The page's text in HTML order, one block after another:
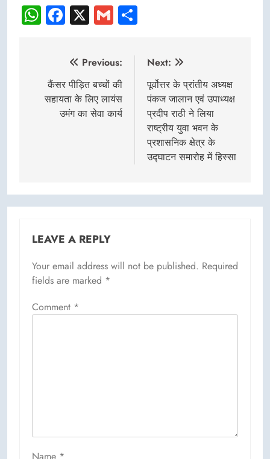
WhatsApp
Facebook
X Gmail
navigation
Previous:
कैंसर पीड़ित बच्चों की
सहायता के लिए लायंस
उमंग का सेवा कार्य
Next:
पूर्वोत्तर के प्रांतीय अध्यक्ष
पंकज जालान एवं उपाध्यक्ष
प्रदीप राठी ने लिया
राष्ट्रीय युवा भवन के
प्रशासनिक क्षेत्र के
उद्घाटन समारोह में हिस्सा
LEAVE A REPLY
Your email address will not be published. Required
fields are marked *
Comment *
Name *